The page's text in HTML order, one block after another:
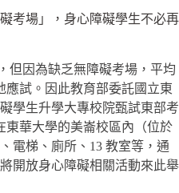
考場」，身心障礙學生不必再
但因為缺乏無障礙考場，平均
應試。因此教育部委託國立東
學生升學大專校院甄試東部考
東華大學的美崙校區內（位於
電梯、廁所、13 教室等，通
開放身心障礙相關活動來此舉